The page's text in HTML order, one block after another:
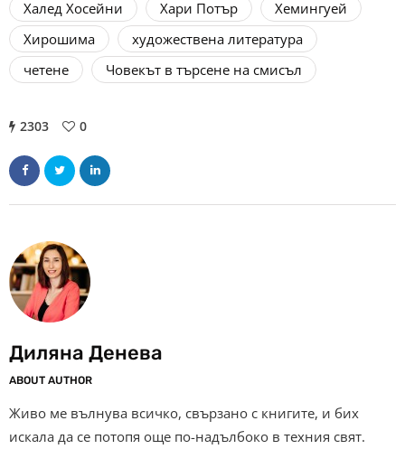
Халед Хосейни
Хари Потър
Хемингуей
Хирошима
художествена литература
четене
Човекът в търсене на смисъл
2303 0
Диляна Денева
ABOUT AUTHOR
Живо ме вълнува всичко, свързано с книгите, и бих
искала да се потопя още по-надълбоко в техния свят.